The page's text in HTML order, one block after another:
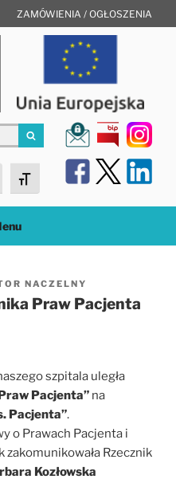
ZAMÓWIENIA / OGŁOSZENIA
Szukaj
High Contrast
Toggle Font size
NACZELNY
Praw Pacjenta
szpitala uległa
Pacjenta” na
Pacjenta”.
o Prawach Pacjenta i
zakomunikowała Rzecznik
Kozłowska